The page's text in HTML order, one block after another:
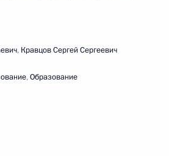
, Кравцов Сергей Сергеевич
,Образование